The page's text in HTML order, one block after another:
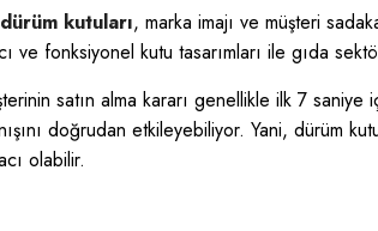
dürüm kutuları, marka imajı ve müşteri
ve fonksiyonel kutu tasarımları ile gıda
satın alma kararı genellikle ilk 7
doğrudan etkileyebiliyor. Yani, dürüm
olabilir.